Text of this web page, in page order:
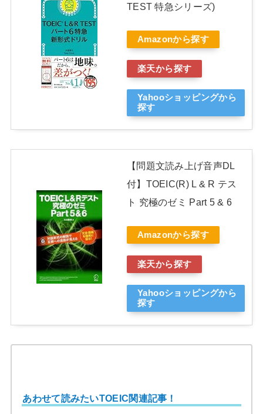
TEST 特急シリーズ)
Amazonから探す
楽天から探す
Yahooショッピングから
探す
【問題文読み上げ音声DL
付】TOEIC(R) L & R テス
ト 究極のゼミ Part 5 & 6
Amazonから探す
楽天から探す
Yahooショッピングから
探す
あわせて読みたいTOEIC関連記事！